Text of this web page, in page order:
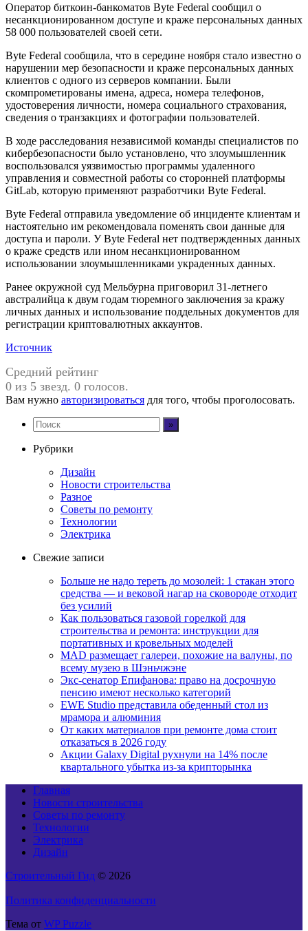
Оператор биткоин-банкоматов Byte Federal сообщил о
несанкционированном доступе и краже персональных данных
58 000 пользователей своей сети.
Byte Federal сообщила, что в середине ноября стало известно о
нарушении мер безопасности и краже персональных данных
клиентов с одного из серверов компании. Были
скомпрометированы имена, адреса, номера телефонов,
удостоверения личности, номера социального страхования,
сведения о транзакциях и фотографии пользователей.
В ходе расследования независимой команды специалистов по
кибербезопасности было установлено, что злоумышленник
воспользовался уязвимостью программы удаленного
управления и совместной работы со сторонней платформы
GitLab, которую применяют разработчики Byte Federal.
Byte Federal отправила уведомление об инциденте клиентам и
настоятельно им рекомендовала поменять свои данные для
доступа и пароли. У Byte Federal нет подтвержденных данных
о краже средств или ином несанкционированном
использовании злоумышленниками украденных данных.
Ранее окружной суд Мельбурна приговорил 31-летнего
австралийца к двум годам тюремного заключения за кражу
личных данных и использование поддельных документов для
регистрации криптовалютных аккаунтов.
Источник
Средний рейтинг
0 из 5 звезд. 0 голосов.
Вам нужно авторизироваться для того, чтобы проголосовать.
Рубрики
Дизайн
Новости строительства
Разное
Советы по ремонту
Технологии
Электрика
Свежие записи
Больше не надо тереть до мозолей: 1 стакан этого
средства — и вековой нагар на сковороде отходит
без усилий
Как пользоваться газовой горелкой для
строительства и ремонта: инструкции для
портативных и кровельных моделей
MAD размещает галереи, похожие на валуны, по
всему музею в Шэньчжэне
Экс-сенатор Епифанова: право на досрочную
пенсию имеют несколько категорий
EWE Studio представила обеденный стол из
мрамора и алюминия
От каких материалов при ремонте дома стоит
отказаться в 2026 году
Акции Galaxy Digital рухнули на 14% после
квартального убытка из-за крипторынка
Главная
Новости строительства
Советы по ремонту
Технологии
Электрика
Дизайн
Строительный Гид © 2026
Политика конфиденциальности
Тема от WP Puzzle